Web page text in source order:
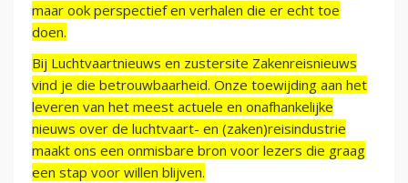
maar ook perspectief en verhalen die er echt toe
doen.
Bij Luchtvaartnieuws en zustersite Zakenreisnieuws
vind je die betrouwbaarheid. Onze toewijding aan het
leveren van het meest actuele en onafhankelijke
nieuws over de luchtvaart- en (zaken)reisindustrie
maakt ons een onmisbare bron voor lezers die graag
een stap voor willen blijven.